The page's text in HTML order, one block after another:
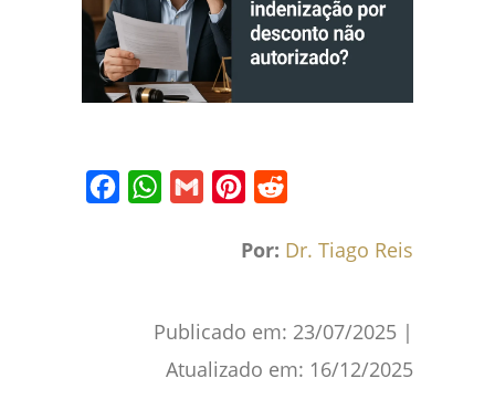
FacebookWhatsApp
Gmail Pinterest
Por: Dr. Tiago Reis
Publicado em: 23/07/2025 |
Atualizado em: 16/12/2025